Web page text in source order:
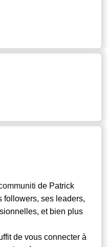
de Patrick
followers, ses leaders,
et bien plus
de vous connecter à